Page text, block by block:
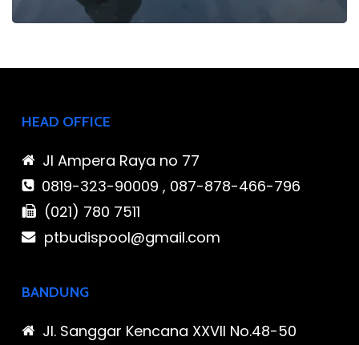
HEAD OFFICE
Jl Ampera Raya no 77
0819-323-90009 , 087-878-466-796
(021) 780 7511
ptbudispool@gmail.com
BANDUNG
Jl. Sanggar Kencana XXVII No.48-50